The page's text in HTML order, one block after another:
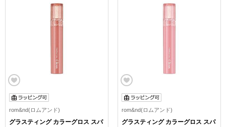
rom&nd(ロムアンド)
グラスティング カラーグロス スパ
rom&nd(ロムアンド)
グラスティング カラーグロス スパ